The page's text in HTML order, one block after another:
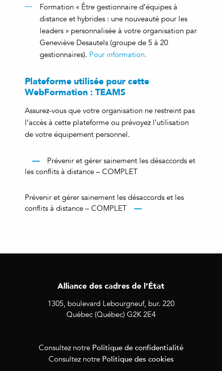
Formation « Être gestionnaire d’équipes à
distance et hybrides : une nouveauté pour les
leaders » personnalisée à votre organisation par
Geneviève Desautels (groupe de 5 à 20
gestionnaires). Pour information.
Plateforme utilisée pour cette
WebFormation : TEAMS
Assurez-vous que votre organisation ne restreint pas
l’accès à cette plateforme ou prévoyez l’utilisation
de votre équipement personnel.
Prévenir et gérer sainement les désaccords et
les conflits à distance – COMPLET
Prévenir et gérer sainement les désaccords et les
conflits à distance – COMPLET
Alliance des cadres de l’État
1305, boulevard Lebourgneuf, bur. 220
Québec (Québec) G2K 2E4
Consultez notre Politique de confidentialité
Consultez notre Politique des cookies